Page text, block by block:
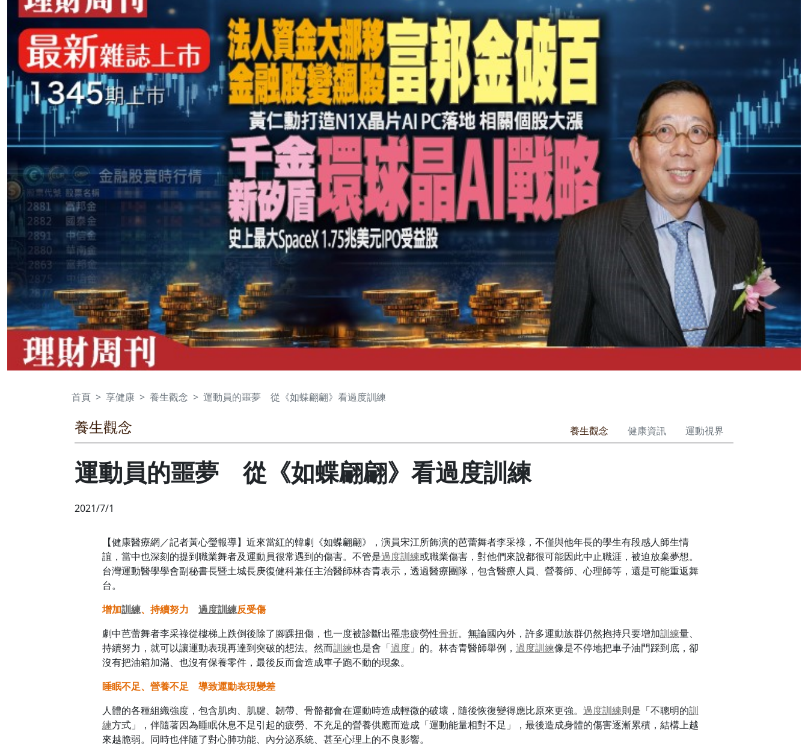
首頁 享健康 養生觀念 運動員的噩夢 從《如蝶翩翩》看過度訓練
養生觀念 養生觀念 健康資訊 運動視界
運動員的噩夢 從《如蝶翩翩》看過度訓練
2021/7/1
【健康醫療網／記者黃心瑩報導】近來當紅的韓劇《如蝶翩翩》，演員宋江所飾演的芭蕾舞者李采祿，不僅與他年長的學生有段感人師生情
誼，當中也深刻的提到職業舞者及運動員很常遇到的傷害。不管是過度訓練或職業傷害，對他們來說都很可能因此中止職涯，被迫放棄夢想。
台灣運動醫學學會副秘書長暨土城長庚復健科兼任主治醫師林杏青表示，透過醫療團隊，包含醫療人員、營養師、心理師等，還是可能重返舞
台。
增加訓練、持續努力 過度訓練反受傷
劇中芭蕾舞者李采祿從樓梯上跌倒後除了腳踝扭傷，也一度被診斷出罹患疲勞性骨折。無論國內外，許多運動族群仍然抱持只要增加訓練量、
持續努力，就可以讓運動表現再達到突破的想法。然而訓練也是會「過度」的。林杏青醫師舉例， 過度訓練像是不停地把車子油門踩到底，卻
沒有把油箱加滿、也沒有保養零件，最後反而會造成車子跑不動的現象。
睡眠不足、營養不足 導致運動表現變差
人體的各種組織強度，包含肌肉、肌腱、韌帶、骨骼都會在運動時造成輕微的破壞，隨後恢復變得應比原來更強。 過度訓練則是「不聰明的訓
練方式」，伴隨著因為睡眠休息不足引起的疲勞、不充足的營養供應而造成「運動能量相對不足」，最後造成身體的傷害逐漸累積，結構上越
來越脆弱。同時也伴隨了對心肺功能、內分泌系統、甚至心理上的不良影響。